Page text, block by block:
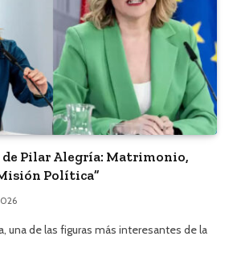
de Pilar Alegría: Matrimonio,
Política”
una de las figuras más interesantes de la